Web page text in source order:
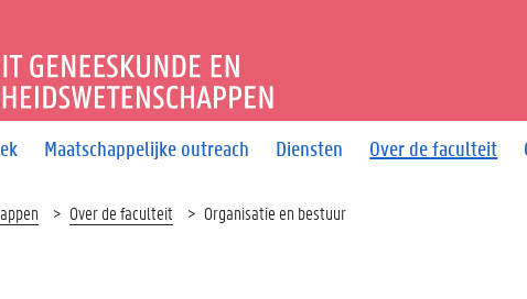
Maatschappelijke outreach Diensten Over de faculteit
GENEESKUNDE EN
Over de faculteit Organisatie en bestuur